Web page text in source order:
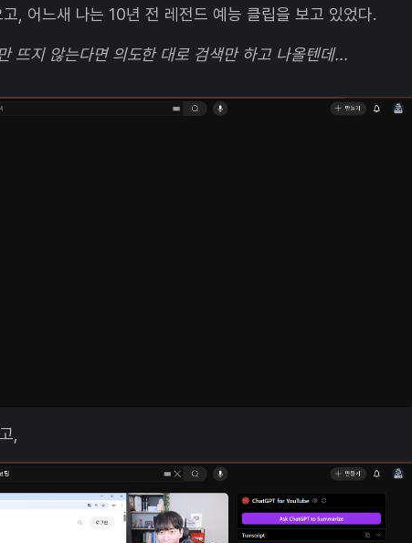
, 어느새 나는 10년 전 레전드 예능 클립을 보고 있었다.
뜨지 않는다면 의도한 대로 검색만 하고 나올텐데...
,